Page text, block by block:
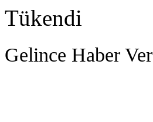
Tükendi
Gelince Haber Ver